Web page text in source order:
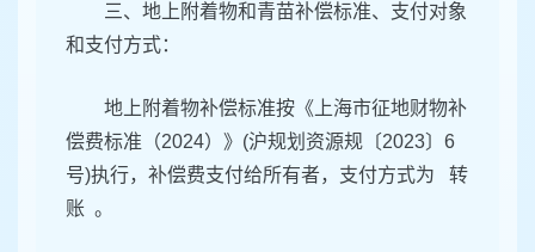
三、地上附着物和青苗补偿标准、支付对象
和支付方式：
地上附着物补偿标准按《上海市征地财物补
偿费标准（2024）》(沪规划资源规〔2023〕6
号)执行，补偿费支付给所有者，支付方式为 转
账 。